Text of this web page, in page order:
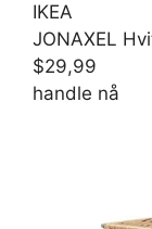
IKEA
JONAXEL
$29,99
handle nå